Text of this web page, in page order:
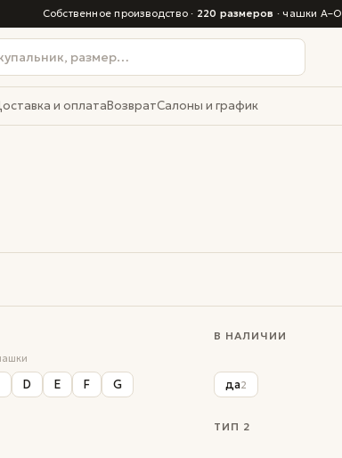
Собственное производство · 220 размеров · чашки A–O
и оплатаВозвратСалоны и график
D E F G
В НАЛИЧИИ
да2
ТИП 2